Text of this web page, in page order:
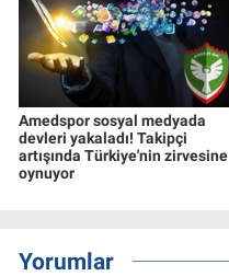
Amedspor sosyal medyada
devleri yakaladı! Takipçi
artışında Türkiye'nin zirvesine
oynuyor
Yorumlar